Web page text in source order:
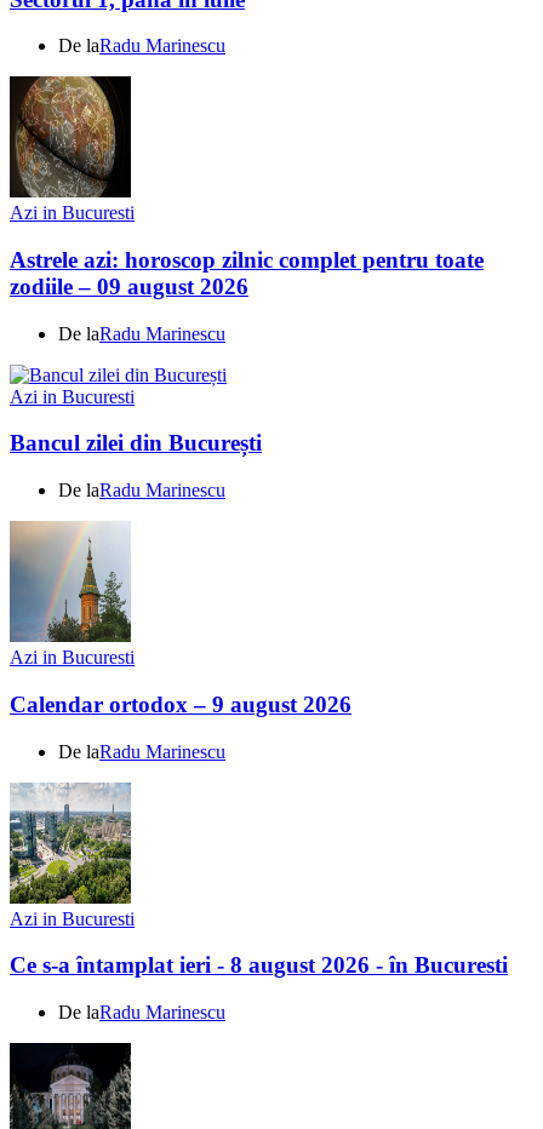
De laRadu Marinescu
Azi in Bucuresti
Astrele azi: horoscop zilnic complet pentru toate
zodiile – 09 august 2026
De laRadu Marinescu
Azi in Bucuresti
Bancul zilei din București
De laRadu Marinescu
Azi in Bucuresti
Calendar ortodox – 9 august 2026
De laRadu Marinescu
Azi in Bucuresti
Ce s-a întamplat ieri - 8 august 2026 - în Bucuresti
De laRadu Marinescu